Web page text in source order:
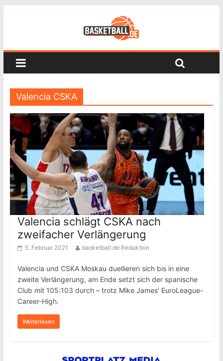
Valencia CSKA
Valencia schlägt CSKA nach
zweifacher Verlängerung
5. Februar 2021 basketball.de Redaktion
Valencia und CSKA Moskau duellieren sich bis in eine
zweite Verlängerung, am Ende setzt sich der spanische
Club mit 105:103 durch – trotz Mike James’ EuroLeague-
Career-High.
Weiterlesen